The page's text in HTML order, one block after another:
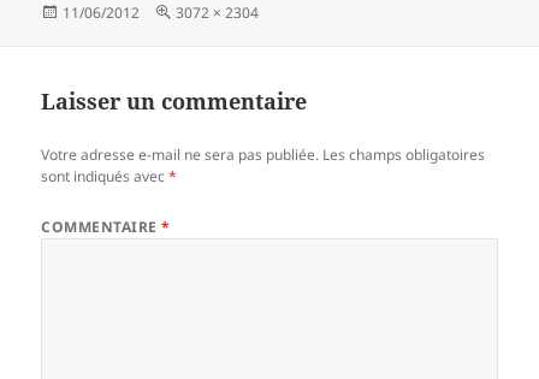
Publié
11/06/2012
Taille
3072 × 2304
Laisser un commentaire
Votre adresse e-mail ne sera pas publiée. Les champs obligatoires
sont indiqués avec*
COMMENTAIRE*